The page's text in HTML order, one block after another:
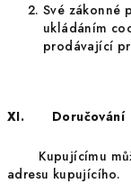
Své zákonné
ukládáním
prodávající
XI. Doručování
Kupujícímu
adresu kupujícího.